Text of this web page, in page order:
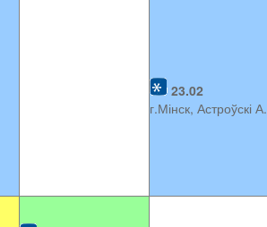
23.02
г.Мінск, Астроўскі А.